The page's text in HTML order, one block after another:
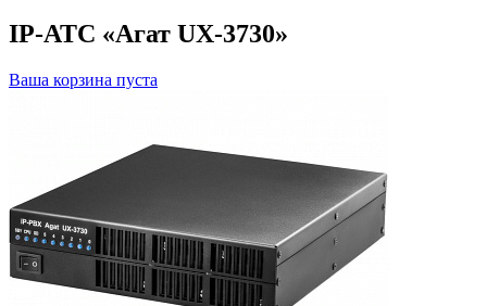
IP-АТС «Агат UX-3730»
Ваша корзина пуста